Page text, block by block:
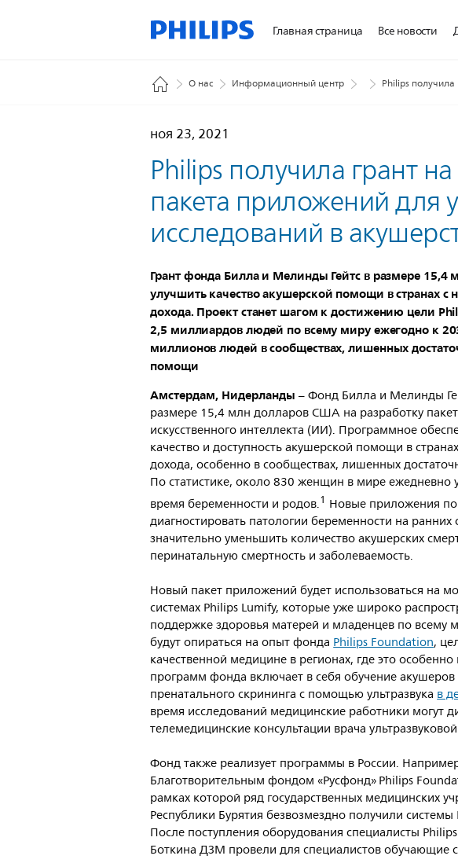
Главная страница Все новости
О нас Информационный центр Philips
ноя 23, 2021
Philips получила грант
пакета приложений для
исследований в
Грант фонда Билла и Мелинды Гейтс в размере
улучшить качество акушерской помощи в странах
дохода. Проект станет шагом к достижению цели
2,5 миллиардов людей по всему миру ежегодно к
миллионов людей в сообществах, лишенных
помощи
Амстердам, Нидерланды– Фонд Билла и Мелинды
размере 15,4 млн долларов США на разработку
искусственного интеллекта (ИИ). Программное
качество и доступность акушерской помощи в
дохода, особенно в сообществах, лишенных
По статистике, около 830 женщин в мире ежедневно
время беременности и родов.1 Новые приложения
диагностировать патологии беременности на ранних
значительно уменьшить количество акушерских
перинатальную смертность и заболеваемость.
Новый пакет приложений будет использоваться на
системах Philips Lumify, которые уже широко
поддержке здоровья матерей и младенцев по всему
будут опираться на опыт фондаPhilips Foundation,
качественной медицине в регионах, где это
программ фонда включает в себя обучение
пренатального скрининга с помощью ультразвукав
время исследований медицинские работники могут
телемедицинские консультации врача
Фонд также реализует программы в России.
Благотворительным фондом «Русфонд» Philips
рамках которой ряд государственных медицинских
Республики Бурятия безвозмездно получили
После поступления оборудования специалисты
Боткина ДЗМ провели для специалистов обучающие